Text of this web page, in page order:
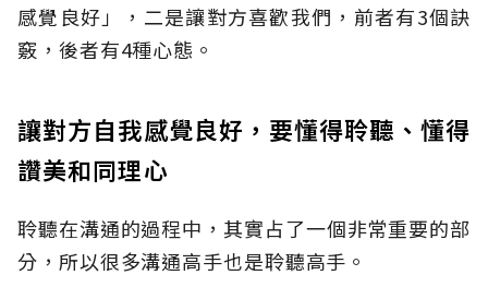
感覺良好」，二是讓對方喜歡我們，前者有3個訣
竅，後者有4種心態。
讓對方自我感覺良好，要懂得聆聽、懂得
讚美和同理心
聆聽在溝通的過程中，其實占了一個非常重要的部
分，所以很多溝通高手也是聆聽高手。